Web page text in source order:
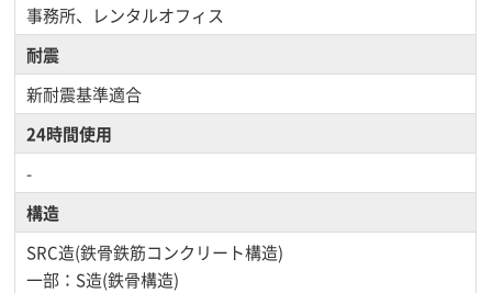
事務所、レンタルオフィス
耐震
新耐震基準適合
24時間使用
-
構造
SRC造(鉄骨鉄筋コンクリート構造)
一部：S造(鉄骨構造)